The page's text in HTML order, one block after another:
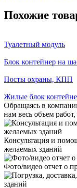
Похожие
Туалетный модуль
Блок контейнер на
Посты охраны, КПП
Жилые блок
Обращаясь в
нам весь объем
Консультация и
желаемых зданий
Фото/видео отчет о